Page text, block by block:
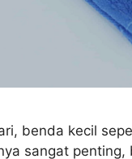
benda kecil
sangat